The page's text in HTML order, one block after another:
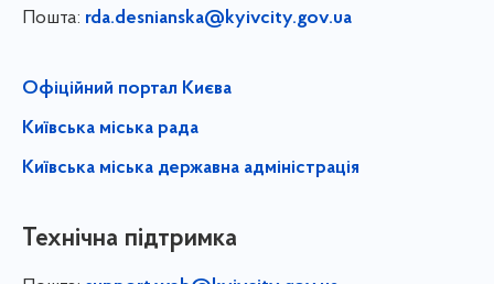
Пошта: rda.desnianska@kyivcity.gov.ua
Офіційний портал Києва
Київська міська рада
Київська міська державна адміністрація
Технічна підтримка